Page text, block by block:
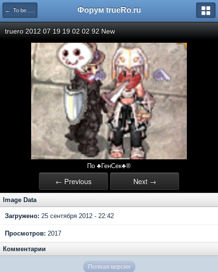
← To be...... Форум trueRo.ru
truero 2012 07 19 19 02 02 92 New
По ♣ГенСек♣®
← Previous Next →
Image Data
Загружено: 25 сентября 2012 - 22:42
Просмотров: 2017
Комментарии
Полная версия